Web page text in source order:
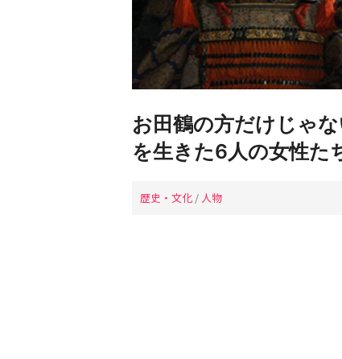
お田鶴の方だけじゃ
を生きた6人の女性た
歴史・文化 / 人物